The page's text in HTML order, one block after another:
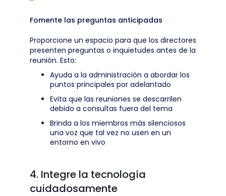
Fomente las preguntas anticipadas
Proporcione un espacio para que los directores
presenten preguntas o inquietudes antes de la
reunión. Esto:
Ayuda a la administración a abordar los
puntos principales por adelantado
Evita que las reuniones se descarrilen
debido a consultas fuera del tema
Brinda a los miembros más silenciosos
una voz que tal vez no usen en un
entorno en vivo
4. Integre la tecnología
cuidadosamente